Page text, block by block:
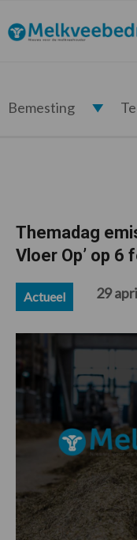
de
hoofdnavigatie
de
hoofd
de
eerste
de
voettekst
Melkveebedrijf.nl
Bemesting
Themadag
Vloer Op’ op 6
Actueel 29